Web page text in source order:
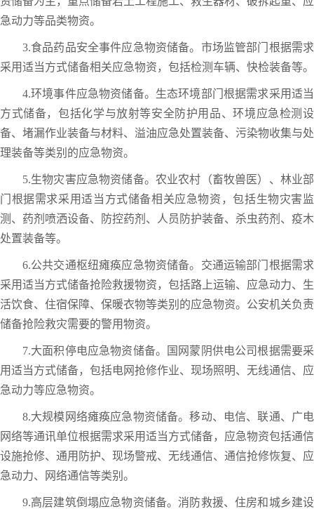
急动力等品类物资。
3.食品药品安全事件应急物资储备。市场监管部门根据需求
采用适当方式储备相关应急物资，包括检测车辆、快检装备等。
4.环境事件应急物资储备。生态环境部门根据需求采用适当
方式储备，包括化学与放射等安全防护用品、环境应急检测设
备、堵漏作业装备与材料、溢油应急处置装备、污染物收集与处
理装备等类别的应急物资。
5.生物灾害应急物资储备。农业农村（畜牧兽医）、林业部
门根据需求采用适当方式储备相关应急物资，包括生物灾害监
测、药剂喷洒设备、防控药剂、人员防护装备、杀虫药剂、疫木
处置装备等。
6.公共交通枢纽瘫痪应急物资储备。交通运输部门根据需求
采用适当方式储备抢险救援物资，包括路上运输、应急动力、生
活饮食、住宿保障、保暖衣物等类别的应急物资。公安机关负责
储备抢险救灾需要的警用物资。
7.大面积停电应急物资储备。国网蒙阴供电公司根据需要采
用适当方式储备，包括电网抢修作业、现场照明、无线通信、应
急动力等应急物资。
8.大规模网络瘫痪应急物资储备。移动、电信、联通、广电
网络等通讯单位根据需求采用适当方式储备，应急物资包括通信
设施抢修、通用防护、现场警戒、无线通信、通信抢修恢复、应
急动力、网络通信等类别。
9.高层建筑倒塌应急物资储备。消防救援、住房和城乡建设